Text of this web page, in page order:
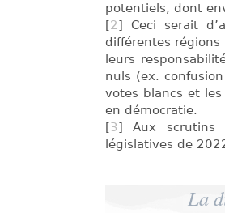
potentiels, dont
[2] Ceci serait
différentes
leurs
nuls (ex.
votes blancs et
en démocratie.
[3] Aux scrutins
législatives de
La